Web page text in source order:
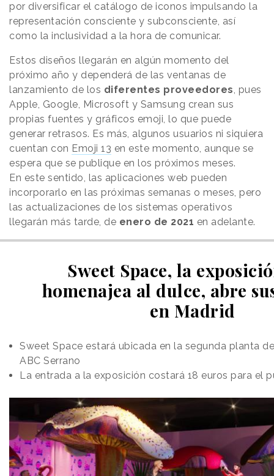
por diversificar el catálogo de iconos impulsando la
representación consciente y subconsciente, así
como la inclusividad a la hora de comunicar.
Estos diseños llegarán en algún momento del
próximo año y dependerá de las ventanas de
lanzamiento de los diferentes proveedores, pues
Apple, Google, Microsoft y Samsung crean sus
propias fuentes y gráficos emoji, lo que puede
generar retrasos. Es más, algunos usuarios ni siquiera
cuentan con Emoji 13 en este momento, aunque se
espera que se publique en los próximos meses.
En este sentido, las aplicaciones web pueden
incorporarlo en las próximas semanas o meses, pero
las actualizaciones de los sistemas operativos
llegarán más tarde, de enero de 2021 en adelante.
Sweet Space, la
homenajea al dulce, abre
en Madrid
Sweet Space estará ubicada en la segunda planta
ABC Serrano
La entrada a la exposición costará 18 euros para el